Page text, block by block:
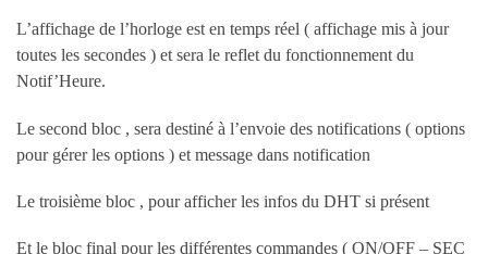
L’affichage de l’horloge est en temps réel ( affichage mis à jour
toutes les secondes ) et sera le reflet du fonctionnement du
Notif’Heure.
Le second bloc , sera destiné à l’envoie des notifications ( options
pour gérer les options ) et message dans notification
Le troisième bloc , pour afficher les infos du DHT si présent
Et le bloc final pour les différentes commandes ( ON/OFF – SEC